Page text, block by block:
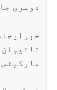
دوسری